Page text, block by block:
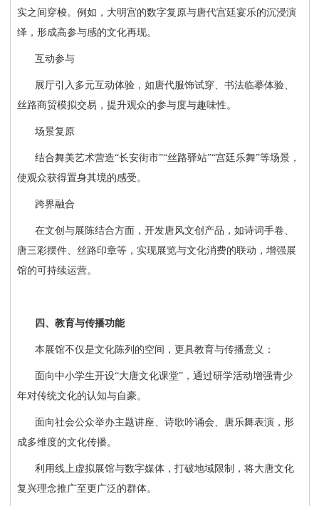
实之间穿梭。例如，大明宫的数字复原与唐代宫廷宴乐的沉浸演
绎，形成高参与感的文化再现。
互动参与
展厅引入多元互动体验，如唐代服饰试穿、书法临摹体验、
丝路商贸模拟交易，提升观众的参与度与趣味性。
场景复原
结合舞美艺术营造“长安街市”“丝路驿站”“宫廷乐舞”等场景，
使观众获得置身其境的感受。
跨界融合
在文创与展陈结合方面，开发唐风文创产品，如诗词手卷、
唐三彩摆件、丝路印章等，实现展览与文化消费的联动，增强展
馆的可持续运营。
四、教育与传播功能
本展馆不仅是文化陈列的空间，更具教育与传播意义：
面向中小学生开设“大唐文化课堂”，通过研学活动增强青少
年对传统文化的认知与自豪。
面向社会公众举办主题讲座、诗歌吟诵会、唐乐舞表演，形
成多维度的文化传播。
利用线上虚拟展馆与数字媒体，打破地域限制，将大唐文化
复兴理念推广至更广泛的群体。